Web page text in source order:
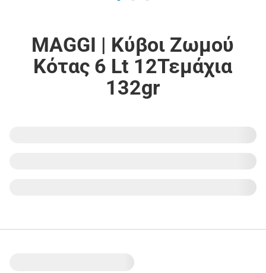
MAGGI | Κύβοι Ζωμού
Κότας 6 Lt 12Τεμάχια
132gr